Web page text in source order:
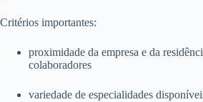
Critérios importantes:
proximidade da empresa e da
colaboradores
variedade de especialidades